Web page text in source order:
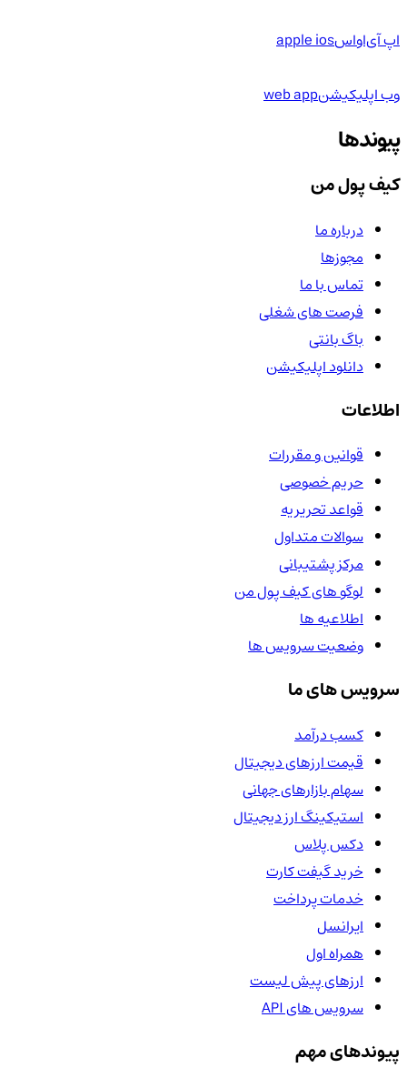
اپ آی‌او‌اسapple ios
وب اپلیکیشنweb app
پیوندها
کیف پول من
درباره ما
مجوزها
تماس با ما
فرصت های شغلی
باگ بانتی
دانلود اپلیکیشن
اطلاعات
قوانین و مقررات
حریم خصوصی
قواعد تحریریه
سوالات متداول
مرکز پشتیبانی
لوگو های کیف پول من
اطلاعیه ها
وضعیت سرویس ها
سرویس های ما
کسب درآمد
قیمت ارزهای دیجیتال
سهام بازارهای جهانی
استیکینگ ارز دیجیتال
دکس پلاس
خرید گیفت کارت
خدمات پرداخت
ایرانسل
همراه اول
ارزهای پیش لیست
سرویس های API
پیوندهای مهم